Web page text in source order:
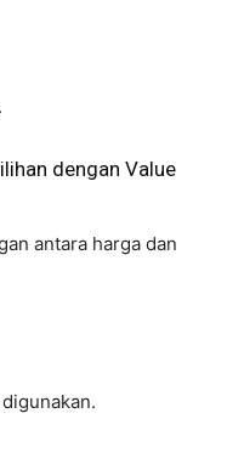
dengan Value
antara harga dan